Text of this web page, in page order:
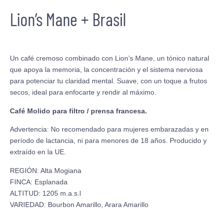
Lion’s Mane + Brasil
Un café cremoso combinado con Lion’s Mane, un tónico natural
que apoya la memoria, la concentración y el sistema nerviosa
para potenciar tu claridad mental. Suave, con un toque a frutos
secos, ideal para enfocarte y rendir al máximo.
Café Molido para filtro / prensa francesa.
Advertencia: No recomendado para mujeres embarazadas y en
período de lactancia, ni para menores de 18 años. Producido y
extraído en la UE.
REGIÓN: Alta Mogiana
FINCA: Esplanada
ALTITUD: 1205 m.a.s.l
VARIEDAD: Bourbon Amarillo, Arara Amarillo